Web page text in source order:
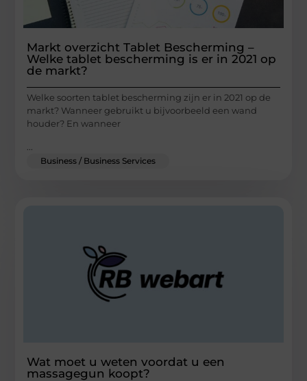
Markt overzicht Tablet Bescherming –
Welke tablet bescherming is er in 2021 op
de markt?
Welke soorten tablet bescherming zijn er in 2021 op de
markt? Wanneer gebruikt u bijvoorbeeld een wand
houder? En wanneer
Business / Business Services
Wat moet u weten voordat u een
massagegun koopt?